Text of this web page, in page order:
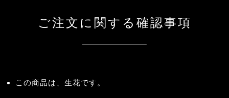
ご注文に関する確認事項
この商品は、生花です。